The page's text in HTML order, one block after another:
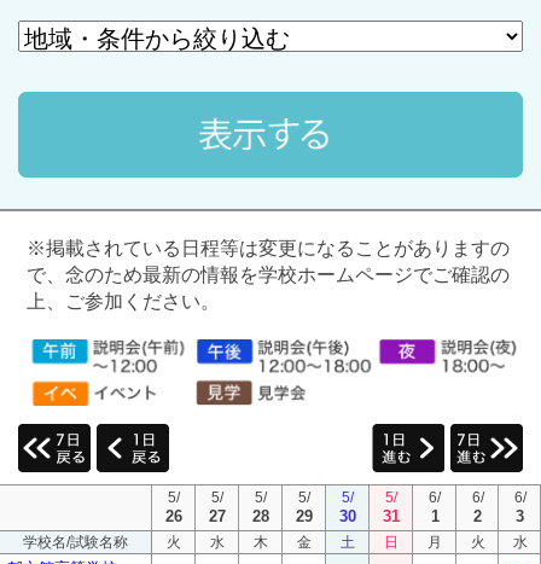
学校閲覧履歴はありません
ブックマークした学校はありません
※掲載されている日程等は変更になることがありますの
で、念のため最新の情報を学校ホームページでご確認の
上、ご参加ください。
5/
26
5/
27
5/
28
5/
29
5/
30
5/
31
6/
1
6/
2
6/
3
学校名/試験名称 火 水 木 金 土 日 月 火 水